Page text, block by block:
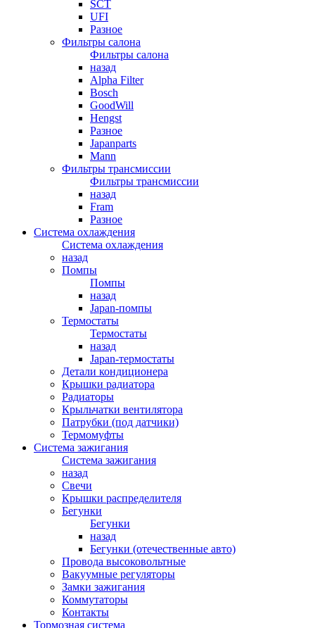
SCT
UFI
Разное
Фильтры салона
Фильтры салона
назад
Alpha Filter
Bosch
GoodWill
Hengst
Разное
Japanparts
Mann
Фильтры трансмиссии
Фильтры трансмиссии
назад
Fram
Разное
Система охлаждения
Система охлаждения
назад
Помпы
Помпы
назад
Japan-помпы
Термостаты
Термостаты
назад
Japan-термостаты
Детали кондиционера
Крышки радиатора
Радиаторы
Крыльчатки вентилятора
Патрубки (под датчики)
Термомуфты
Система зажигания
Система зажигания
назад
Свечи
Крышки распределителя
Бегунки
Бегунки
назад
Бегунки (отечественные авто)
Провода высоковольтные
Вакуумные регуляторы
Замки зажигания
Коммутаторы
Контакты
Тормозная система